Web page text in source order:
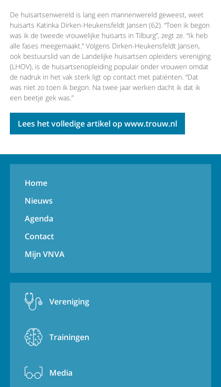
De huisartsenwereld is lang een mannenwereld geweest, weet
huisarts Katinka Dirken-Heukensfeldt Jansen (62). “Toen ik begon
was ik de tweede vrouwelijke huisarts in Tilburg”, zegt ze. “Ik heb
alle fases meegemaakt.” Volgens Dirken-Heukensfeldt Jansen,
ook bestuurslid van de Landelijke huisartsen opleiders vereniging
(LHOV), is de huisartsenopleiding populair onder vrouwen omdat
de nadruk in het vak sterk ligt op contact met patiënten. “Dat
was niet zo toen ik begon. Na twee jaar werken dacht ik dat ik
een beetje gek was.”
Lees het volledige artikel op www.trouw.nl
Home
Nieuws
Agenda
Contact
Mijn VNVA
Vereniging
Trainingen
Media